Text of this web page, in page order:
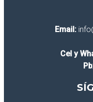
Email:
Cel y